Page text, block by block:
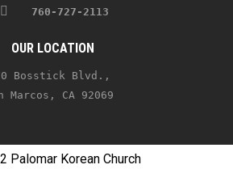
760-727-2113
OUR LOCATION
Bosstick Blvd.,
Marcos, CA 92069
Palomar Korean Church